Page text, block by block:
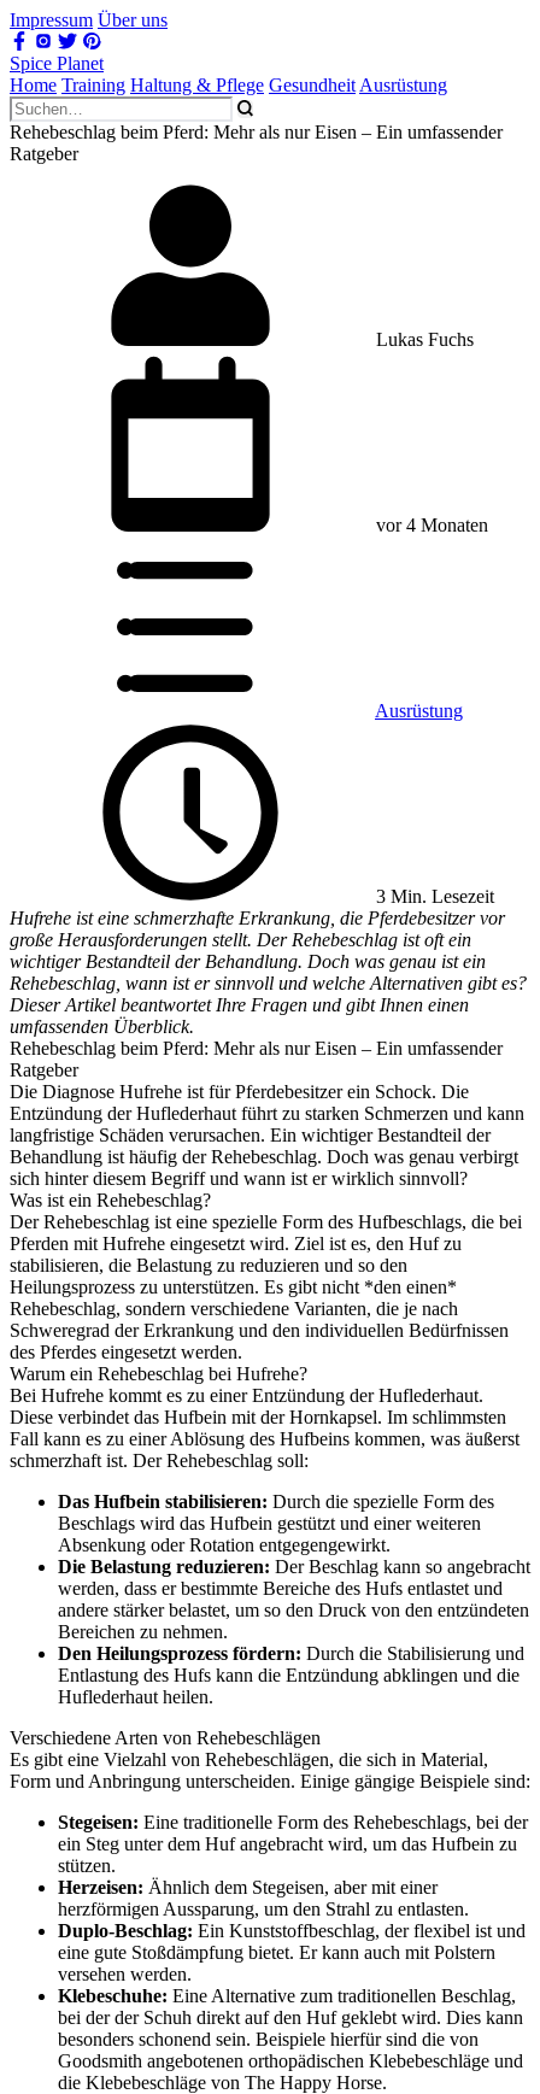
Impressum Über uns
Spice Planet
Home Training Haltung & Pflege Gesundheit Ausrüstung
Rehebeschlag beim Pferd: Mehr als nur Eisen – Ein umfassender
Ratgeber
Lukas Fuchs
vor 4 Monaten
Ausrüstung
3 Min. Lesezeit
Hufrehe ist eine schmerzhafte Erkrankung, die Pferdebesitzer vor
große Herausforderungen stellt. Der Rehebeschlag ist oft ein
wichtiger Bestandteil der Behandlung. Doch was genau ist ein
Rehebeschlag, wann ist er sinnvoll und welche Alternativen gibt es?
Dieser Artikel beantwortet Ihre Fragen und gibt Ihnen einen
umfassenden Überblick.
Rehebeschlag beim Pferd: Mehr als nur Eisen – Ein umfassender
Ratgeber
Die Diagnose Hufrehe ist für Pferdebesitzer ein Schock. Die
Entzündung der Huflederhaut führt zu starken Schmerzen und kann
langfristige Schäden verursachen. Ein wichtiger Bestandteil der
Behandlung ist häufig der Rehebeschlag. Doch was genau verbirgt
sich hinter diesem Begriff und wann ist er wirklich sinnvoll?
Was ist ein Rehebeschlag?
Der Rehebeschlag ist eine spezielle Form des Hufbeschlags, die bei
Pferden mit Hufrehe eingesetzt wird. Ziel ist es, den Huf zu
stabilisieren, die Belastung zu reduzieren und so den
Heilungsprozess zu unterstützen. Es gibt nicht *den einen*
Rehebeschlag, sondern verschiedene Varianten, die je nach
Schweregrad der Erkrankung und den individuellen Bedürfnissen
des Pferdes eingesetzt werden.
Warum ein Rehebeschlag bei Hufrehe?
Bei Hufrehe kommt es zu einer Entzündung der Huflederhaut.
Diese verbindet das Hufbein mit der Hornkapsel. Im schlimmsten
Fall kann es zu einer Ablösung des Hufbeins kommen, was äußerst
schmerzhaft ist. Der Rehebeschlag soll:
Das Hufbein stabilisieren: Durch die spezielle Form des
Beschlags wird das Hufbein gestützt und einer weiteren
Absenkung oder Rotation entgegengewirkt.
Die Belastung reduzieren: Der Beschlag kann so angebracht
werden, dass er bestimmte Bereiche des Hufs entlastet und
andere stärker belastet, um so den Druck von den entzündeten
Bereichen zu nehmen.
Den Heilungsprozess fördern: Durch die Stabilisierung und
Entlastung des Hufs kann die Entzündung abklingen und die
Huflederhaut heilen.
Verschiedene Arten von Rehebeschlägen
Es gibt eine Vielzahl von Rehebeschlägen, die sich in Material,
Form und Anbringung unterscheiden. Einige gängige Beispiele sind:
Stegeisen: Eine traditionelle Form des Rehebeschlags, bei der
ein Steg unter dem Huf angebracht wird, um das Hufbein zu
stützen.
Herzeisen: Ähnlich dem Stegeisen, aber mit einer
herzförmigen Aussparung, um den Strahl zu entlasten.
Duplo-Beschlag: Ein Kunststoffbeschlag, der flexibel ist und
eine gute Stoßdämpfung bietet. Er kann auch mit Polstern
versehen werden.
Klebeschuhe: Eine Alternative zum traditionellen Beschlag,
bei der der Schuh direkt auf den Huf geklebt wird. Dies kann
besonders schonend sein. Beispiele hierfür sind die von
Goodsmith angebotenen orthopädischen Klebebeschläge und
die Klebebeschläge von The Happy Horse.